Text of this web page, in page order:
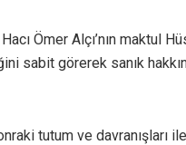
Ömer Alçı’nın maktul
sabit görerek sanık
tutum ve davranışları